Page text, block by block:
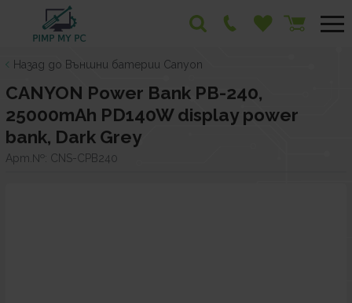
Назад до Външни батерии Canyon
CANYON Power Bank PB-240,
25000mAh PD140W display power
bank, Dark Grey
Арт.№: CNS-CPB240